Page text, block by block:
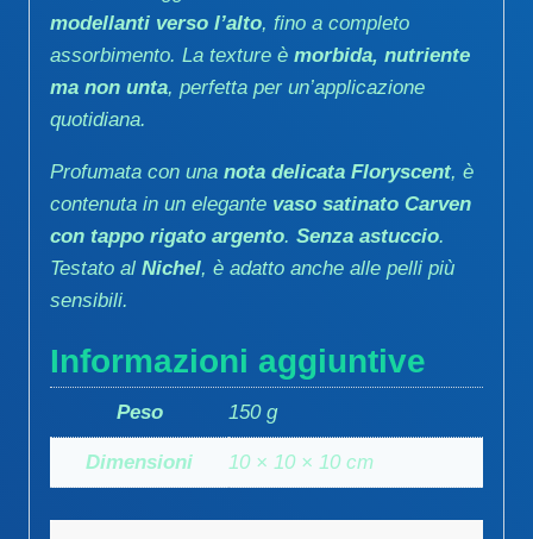
modellanti verso l’alto, fino a completo
assorbimento. La texture è morbida, nutriente
ma non unta, perfetta per un’applicazione
quotidiana.
Profumata con una nota delicata Floryscent, è
contenuta in un elegante vaso satinato Carven
con tappo rigato argento. Senza astuccio.
Testato al Nichel, è adatto anche alle pelli più
sensibili.
Informazioni aggiuntive
Peso 150 g
Dimensioni 10 × 10 × 10 cm